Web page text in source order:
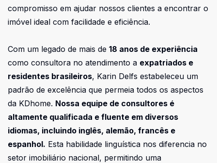
compromisso em ajudar nossos clientes a encontrar o
imóvel ideal com facilidade e eficiência.
Com um legado de mais de 18 anos de experiência
como consultora no atendimento a expatriados e
residentes brasileiros, Karin Delfs estabeleceu um
padrão de excelência que permeia todos os aspectos
da KDhome. Nossa equipe de consultores é
altamente qualificada e fluente em diversos
idiomas, incluindo inglês, alemão, francês e
espanhol. Esta habilidade linguística nos diferencia no
setor imobiliário nacional, permitindo uma